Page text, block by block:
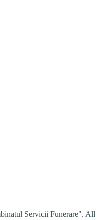
Servicii Funerare". All